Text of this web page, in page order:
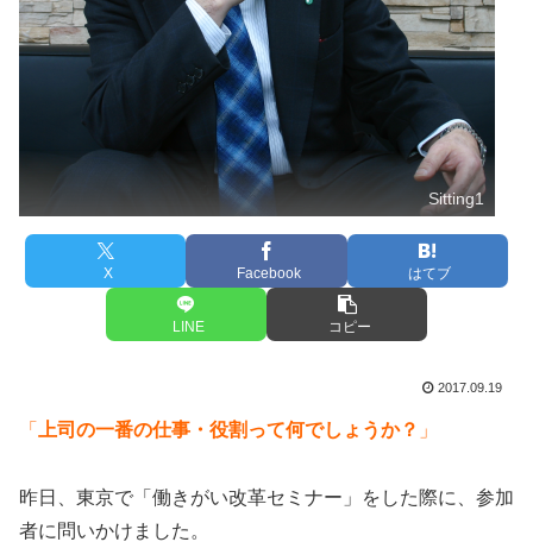
Sitting1
X Facebook はてブ
LINE コピー
2017.09.19
「 上司の一番の仕事・役割って何でしょうか？ 」
昨日、東京で「働きがい改革セミナー」をした際に、参加
者に問いかけました。